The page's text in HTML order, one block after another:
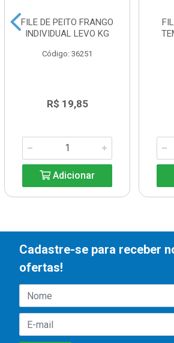
FILE DE PEITO FRANGO
INDIVIDUAL LEVO KG
Código: 36251
R$ 19,85
Adicionar
Cadastre-se para receber
ofertas!